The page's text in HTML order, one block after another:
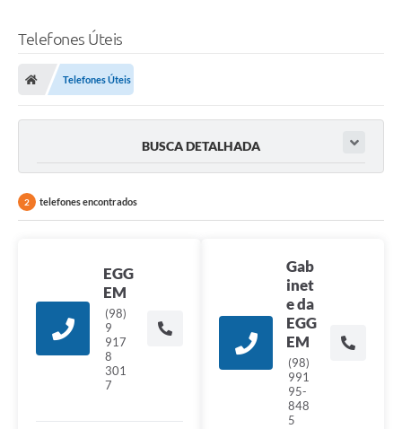
Telefones Úteis
Telefones Úteis
BUSCA DETALHADA
2 telefones encontrados
EGG
EM
(98)
9
917
8
301
7
Gab
inet
e da
EGG
EM
(98)
991
95-
848
5